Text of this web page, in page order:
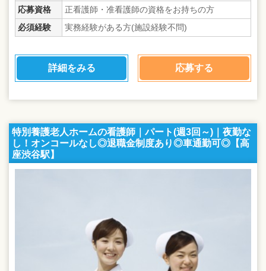
応募資格
正看護師・准看護師の資格をお持ちの方
必須経験
実務経験がある方(施設経験不問)
詳細をみる 応募する
特別養護老人ホームの看護師｜パート(週3回～)｜夜勤な
し！オンコールなし◎退職金制度あり◎車通勤可◎【高
座渋谷駅】